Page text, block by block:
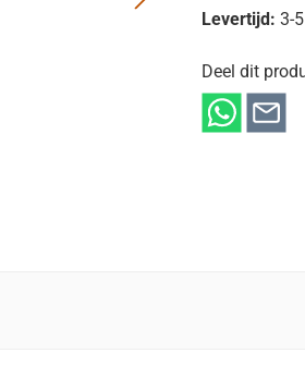
Levertijd: 3-
Deel dit